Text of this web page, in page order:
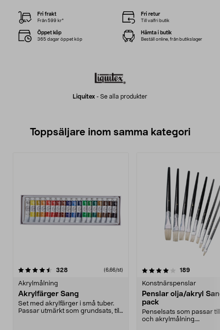
Liquitex - Se alla produkter
Fri frakt
Från 599 kr*
Fri retur
Till valfri butik
Öppet köp
365 dagar öppet köp
Hämta i butik
Beställ online, från butikslager
Toppsäljare inom samma kategori
328recensioner (6,66/st)
Akrylmålning
Akrylfärger Sang
Set med akrylfärger i små tuber.
Passar utmärkt som grundsats, till
4.0 av 5 stjärnor 189
Konstnärspenslar
Penslar olja/akryl
pack
Penselsats som passar
och akrylmålning.
4.5 av 5 stjärnor